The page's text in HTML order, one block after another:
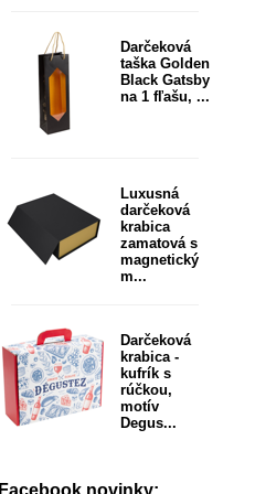
Darčeková
taška Golden
Black Gatsby
na 1 fľašu, ...
Luxusná
darčeková
krabica
zamatová s
magnetický
m...
Darčeková
krabica -
kufrík s
rúčkou,
motív
Degus...
Facebook novinky: